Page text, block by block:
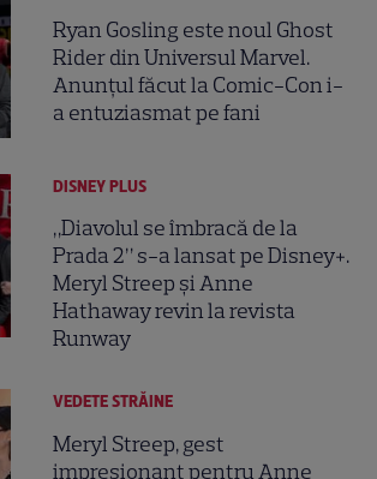
Ryan Gosling este noul Ghost
Rider din Universul Marvel.
Anunțul făcut la Comic-Con i-
a entuziasmat pe fani
DISNEY PLUS
„Diavolul se îmbracă de la
Prada 2” s-a lansat pe Disney+.
Meryl Streep și Anne
Hathaway revin la revista
Runway
VEDETE STRĂINE
Meryl Streep, gest
impresionant pentru Anne